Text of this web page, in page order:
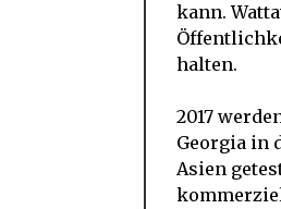
kann.
halten.
2017
Georgia in
Asien